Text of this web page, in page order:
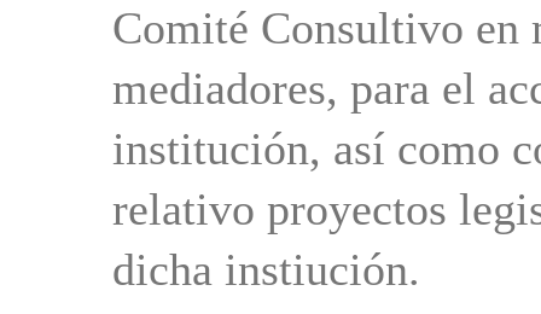
Comité Consultivo en
mediadores, para el
institución, así como
relativo proyectos
dicha instiución.